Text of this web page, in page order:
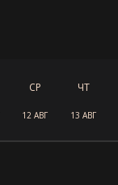
СР
12 АВГ
ЧТ
13 АВГ